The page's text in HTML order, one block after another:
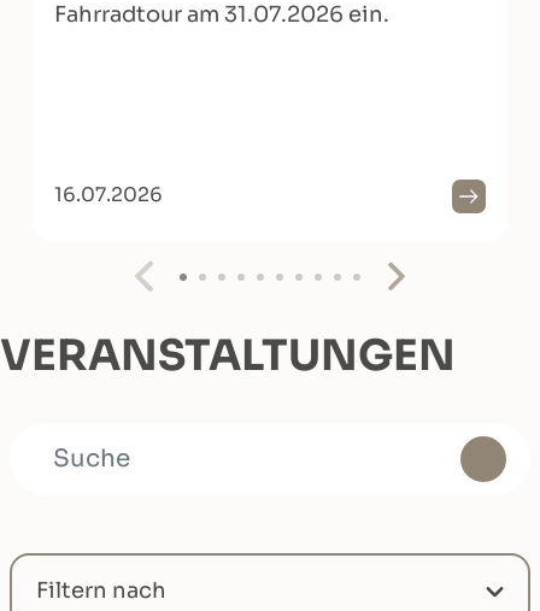
Fahrradtour am 31.07.2026 ein.
16.07.2026
VERANSTALTUNGEN
SUCHE
Filtern nach